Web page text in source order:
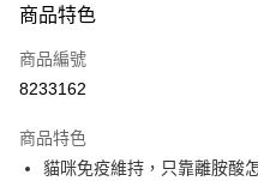
3 期 0 利率 每期
合作金庫商業銀行
上海商業儲蓄銀行
臺灣中小企業銀行
匯豐（台灣）商業銀行
超商取貨付款
LINE Pay
Apple Pay
商品特色
商品編號
8233162
商品特色
貓咪免疫維持，只靠離胺酸